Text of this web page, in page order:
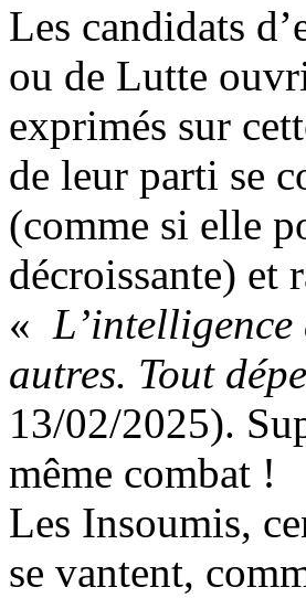
Les candidats
ou de Lutte
exprimés sur
de leur parti se
(comme si elle
décroissante) et
«
autres. Tout
13/02/2025).
même combat !
Les Insoumis,
se vantent,